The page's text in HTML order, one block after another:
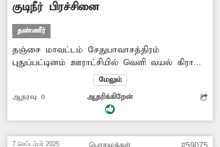
குடிநீர் பிரச்சினை
தண்ணீர்
தஞ்சை மாவட்டம் சேதுபாவாசத்திரம்
புதுப்பட்டினம் ஊராட்சியில் வெளி வயல் கிராமம்
உள்ளது. இங்குள்ள ஆதிதிராவிடர் தெருவில்
உள்ள குடிநீர் குழாயில் அடைப்பு
ஏற்பட்டுள்ளது. இதனால் அந்த பகுதியில்
உள்ளவர்களுக்கு குடிநீர் கிடைப்பதில் சிக்கல்
ஏற்பட்டு பொதுமக்கள்
மேலும்
ஆதரவு: 0 ஆதரிக்கிறேன்
7 செப்டம்பர் 2025
பொதுமக்கள்